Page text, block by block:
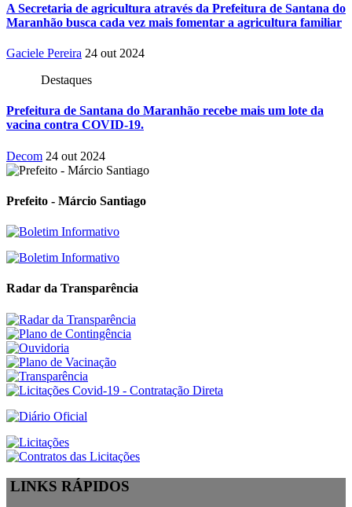
A Secretaria de agricultura através da Prefeitura de Santana do
Maranhão busca cada vez mais fomentar a agricultura familiar
Gaciele Pereira 24 out 2024
Destaques
Prefeitura de Santana do Maranhão recebe mais um lote da
vacina contra COVID-19.
Decom 24 out 2024
Prefeito - Márcio Santiago
Radar da Transparência
LINKS RÁPIDOS